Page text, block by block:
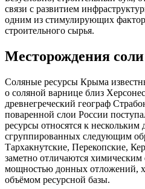
связи с развитием
одним из стимулирующих
строительного сырья.
Месторождения соли
Соляные ресурсы Крыма
о соляной варнице близ
древнегреческий географ
поваренной слои России
ресурсы относятся к нескольким
сгруппированных следующим
Тархакнутские, Перекопские,
заметно отличаются химическим
мощностью донных отложений,
объёмом ресурсной базы.